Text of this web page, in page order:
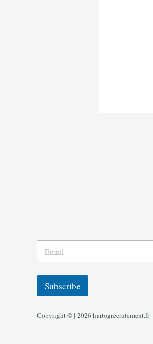
Subscribe
Copyright © | 2026 hartogrecrutement.fr